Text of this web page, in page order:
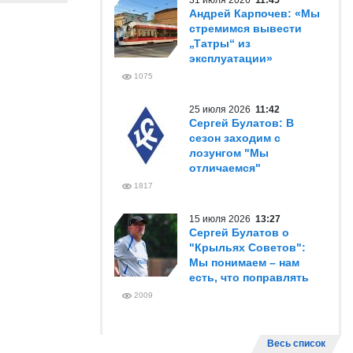
Андрей Карпочев: «Мы
стремимся вывести
„Татры“ из
эксплуатации»
1075
25 июля 2026 11:42
Сергей Булатов: В
сезон заходим с
лозунгом "Мы
отличаемся"
1817
15 июля 2026 13:27
Сергей Булатов о
"Крыльях Советов":
Мы понимаем – нам
есть, что поправлять
2009
Весь список